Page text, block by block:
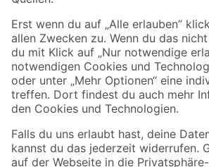
Sicher einkaufen
Jetzt die toom-App herunterladen
Alle Preisangaben in EUR inkl. gesetzl. MwSt.. Die
Umständen nicht in allen Märkten verfügbar. Die angegebenen